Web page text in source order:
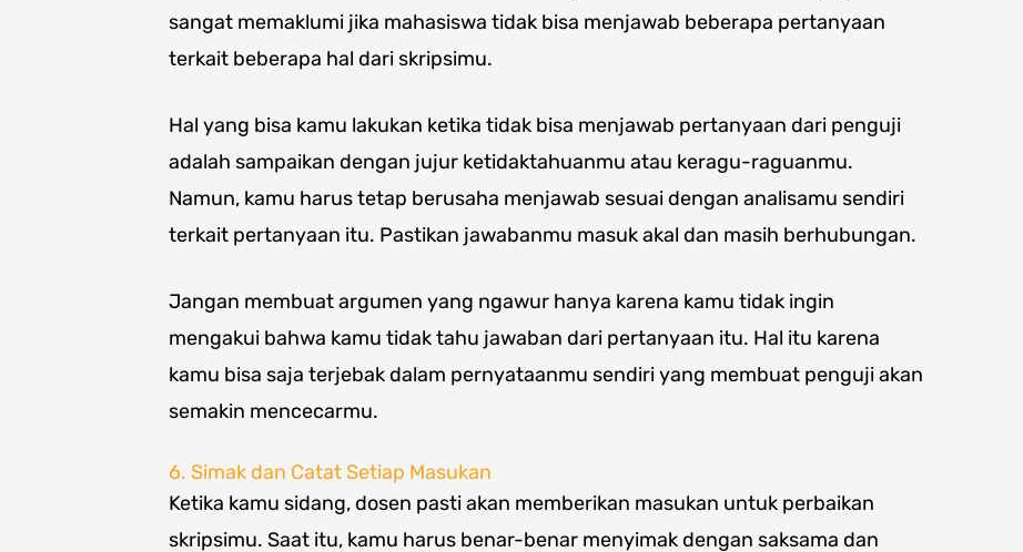
sangat memaklumi jika mahasiswa tidak bisa menjawab beberapa pertanyaan
terkait beberapa hal dari skripsimu.
Hal yang bisa kamu lakukan ketika tidak bisa menjawab pertanyaan dari penguji
adalah sampaikan dengan jujur ketidaktahuanmu atau keragu-raguanmu.
Namun, kamu harus tetap berusaha menjawab sesuai dengan analisamu sendiri
terkait pertanyaan itu. Pastikan jawabanmu masuk akal dan masih berhubungan.
Jangan membuat argumen yang ngawur hanya karena kamu tidak ingin
mengakui bahwa kamu tidak tahu jawaban dari pertanyaan itu. Hal itu karena
kamu bisa saja terjebak dalam pernyataanmu sendiri yang membuat penguji akan
semakin mencecarmu.
6. Simak dan Catat Setiap Masukan
Ketika kamu sidang, dosen pasti akan memberikan masukan untuk perbaikan
skripsimu. Saat itu, kamu harus benar-benar menyimak dengan saksama dan